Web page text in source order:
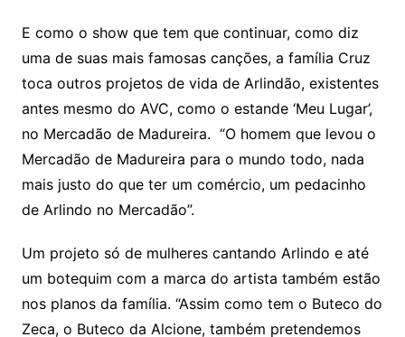
E como o show que tem que continuar, como diz
uma de suas mais famosas canções, a família Cruz
toca outros projetos de vida de Arlindão, existentes
antes mesmo do AVC, como o estande ‘Meu Lugar’,
no Mercadão de Madureira. “O homem que levou o
Mercadão de Madureira para o mundo todo, nada
mais justo do que ter um comércio, um pedacinho
de Arlindo no Mercadão”.
Um projeto só de mulheres cantando Arlindo e até
um botequim com a marca do artista também estão
nos planos da família. “Assim como tem o Buteco do
Zeca, o Buteco da Alcione, também pretendemos